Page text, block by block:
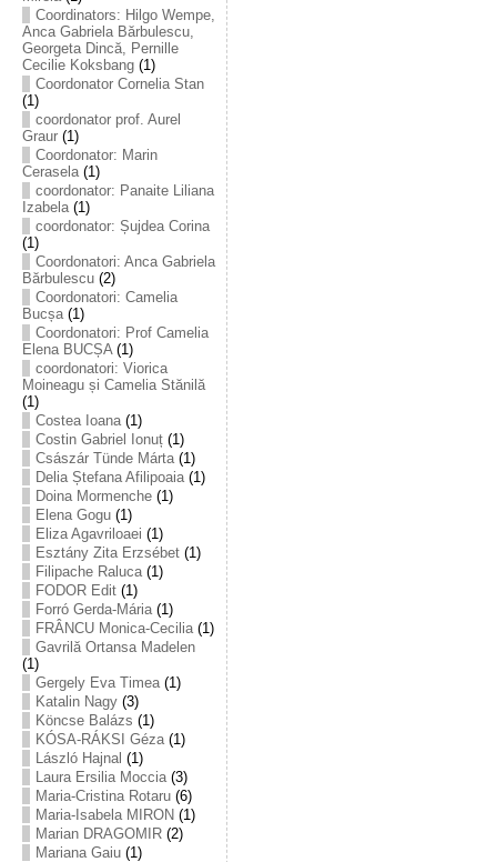
Coordinators: Hilgo Wempe,
Anca Gabriela Bărbulescu,
Georgeta Dincă, Pernille
Cecilie Koksbang(1)
Coordonator Cornelia Stan
(1)
coordonator prof. Aurel
Graur(1)
Coordonator: Marin
Cerasela(1)
coordonator: Panaite Liliana
Izabela(1)
coordonator: Șujdea Corina
(1)
Coordonatori: Anca Gabriela
Bărbulescu(2)
Coordonatori: Camelia
Bucșa(1)
Coordonatori: Prof Camelia
Elena BUCȘA(1)
coordonatori: Viorica
Moineagu și Camelia Stănilă
(1)
Costea Ioana(1)
Costin Gabriel Ionuț(1)
Császár Tünde Márta(1)
Delia Ștefana Afilipoaia(1)
Doina Mormenche(1)
Elena Gogu(1)
Eliza Agavriloaei (1)
Esztány Zita Erzsébet(1)
Filipache Raluca(1)
FODOR Edit(1)
Forró Gerda-Mária(1)
FRÂNCU Monica-Cecilia(1)
Gavrilă Ortansa Madelen
(1)
Gergely Eva Timea(1)
Katalin Nagy(3)
Köncse Balázs (1)
KÓSA-RÁKSI Géza(1)
László Hajnal (1)
Laura Ersilia Moccia(3)
Maria-Cristina Rotaru(6)
Maria-Isabela MIRON (1)
Marian DRAGOMIR(2)
Mariana Gaiu(1)